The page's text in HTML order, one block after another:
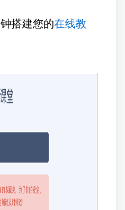
搭建您的在线教